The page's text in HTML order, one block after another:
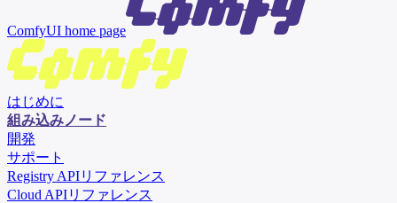
ComfyUI home page
はじめに
組み込みノード
開発
サポート
Registry APIリファレンス
Cloud APIリファレンス